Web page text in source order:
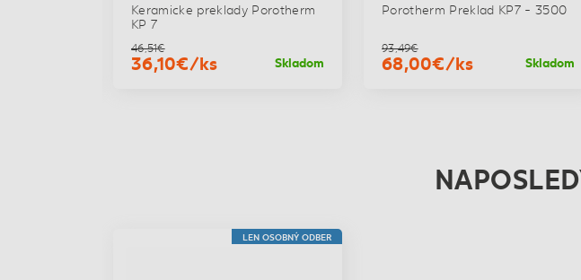
Keramicke preklady Porotherm
KP 7
46,51€
36,10€/ks Skladom
Porotherm Preklad KP7 - 3500
93,49€
68,00€/ks Skladom
LEN OSOBNÝ ODBER